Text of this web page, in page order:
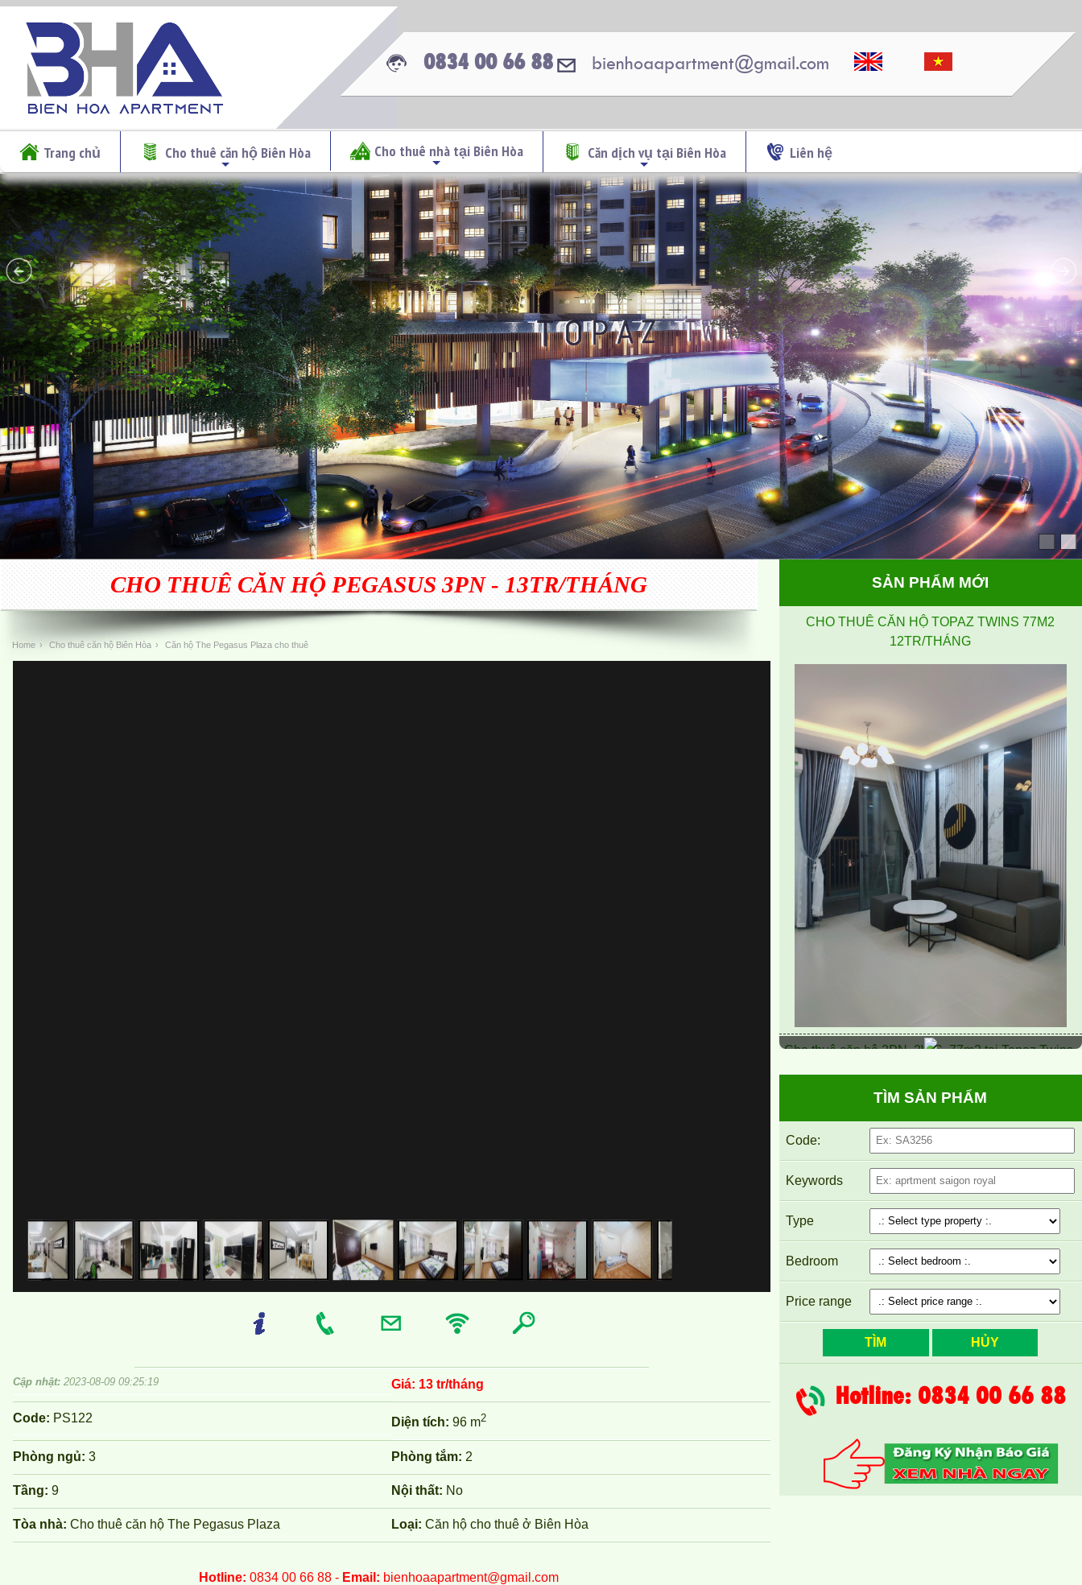
0834 00 66 88 bienhoaapartment@gmail.com
Trang chủ Cho thuê căn hộ Biên Hòa Cho thuê nhà tại Biên Hòa Căn dịch vụ tại Biên Hòa Liên hệ
CHO THUÊ CĂN HỘ PEGASUS 3PN - 13TR/THÁNG
Home › Cho thuê căn hộ Biên Hòa › Căn hộ The Pegasus Plaza cho thuê
Cập nhật: 2023-08-09 09:25:19 Giá: 13 tr/tháng
Code: PS122 Diện tích: 96 m2
Phòng ngủ: 3 Phòng tắm: 2
Tầng: 9 Nội thất: No
Tòa nhà: Cho thuê căn hộ The Pegasus Plaza Loại: Căn hộ cho thuê ở Biên Hòa
Hotline: 0834 00 66 88 - Email: bienhoaapartment@gmail.com
SẢN PHẨM MỚI
CHO THUÊ CĂN HỘ TOPAZ TWINS 77M2
Cho thuê căn hộ 2PN, 2WC, 77m2 tại Topaz Twins,
13,5 triệu VND
CHO THUÊ CĂN HỘ AMBER COURT
10TR/THÁNG NT ĐẸP
14TR/THÁNG
Cho thuê Topaz Twins studio nhỏ xinh đầy đủ NT
TÌM SẢN PHẨM
Code:
Keywords
Type
Bedroom
Price range
Hotline: 0834 00 66 88